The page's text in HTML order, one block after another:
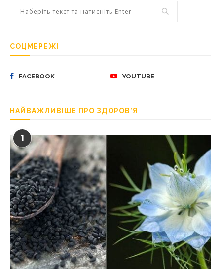
СОЦМЕРЕЖІ
FACEBOOK YOUTUBE
НАЙВАЖЛИВІШЕ ПРО ЗДОРОВ’Я
1